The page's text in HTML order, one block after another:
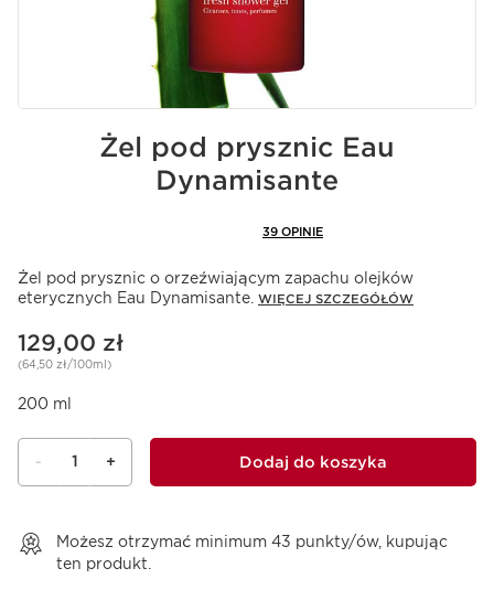
Żel pod prysznic Eau
Dynamisante
39 OPINIE
Żel pod prysznic o orzeźwiającym zapachu olejków
eterycznych Eau Dynamisante. WIĘCEJ SZCZEGÓŁÓW
Aktualna cena 129,00 zł
129,00 zł
(64,50 zł/100ml)
200 ml
- 1 + Dodaj do koszyka
Możesz otrzymać minimum 43 punkty/ów, kupując
ten produkt.